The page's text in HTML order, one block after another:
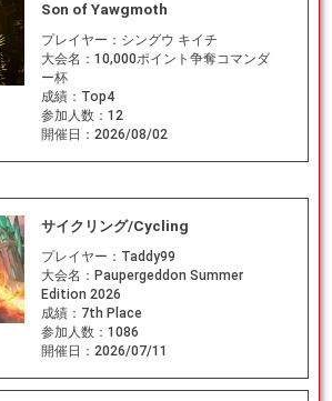
Son of Yawgmoth
プレイヤー： シングウ キイチ
大会名： 10,000ポイント争奪コマンダ
ー杯
成績： Top4
参加人数： 12
開催日： 2026/08/02
サイクリング/Cycling
プレイヤー： Taddy99
大会名： Paupergeddon Summer
Edition 2026
成績： 7th Place
参加人数： 1086
開催日： 2026/07/11